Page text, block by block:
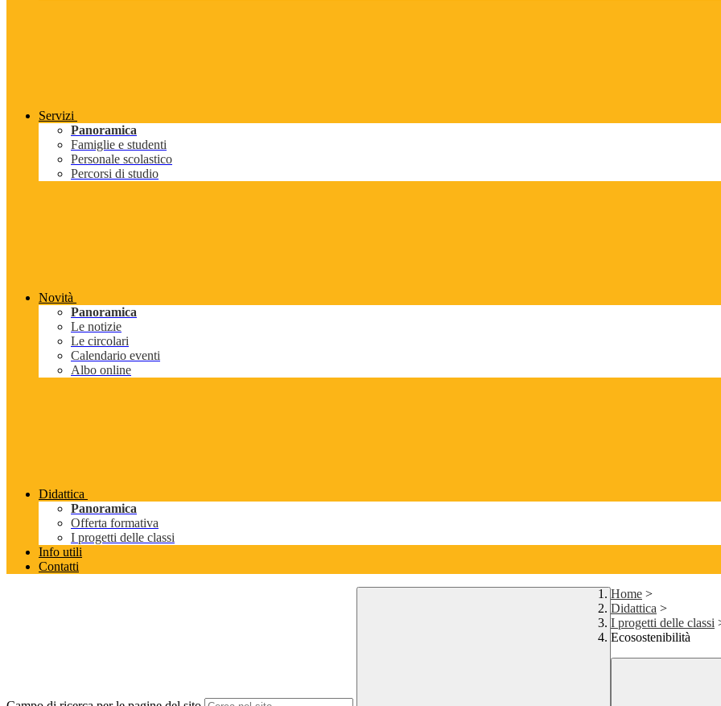
Servizi
Panoramica
Famiglie e studenti
Personale scolastico
Percorsi di studio
Novità
Panoramica
Le notizie
Le circolari
Calendario eventi
Albo online
Didattica
Panoramica
Offerta formativa
I progetti delle classi
Info utili
Contatti
Home >
Didattica >
I progetti delle classi
Ecosostenibilità